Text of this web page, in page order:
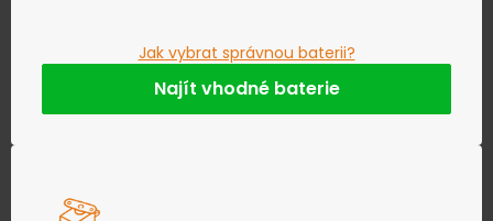
Jak vybrat správnou baterii?
Najít vhodné baterie